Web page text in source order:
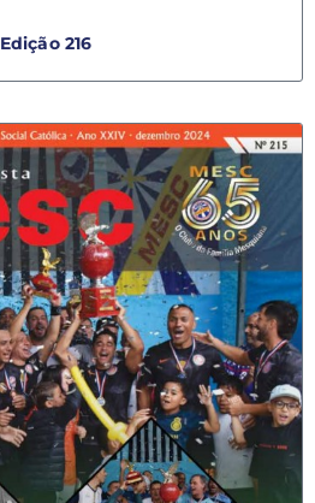
Edição 216